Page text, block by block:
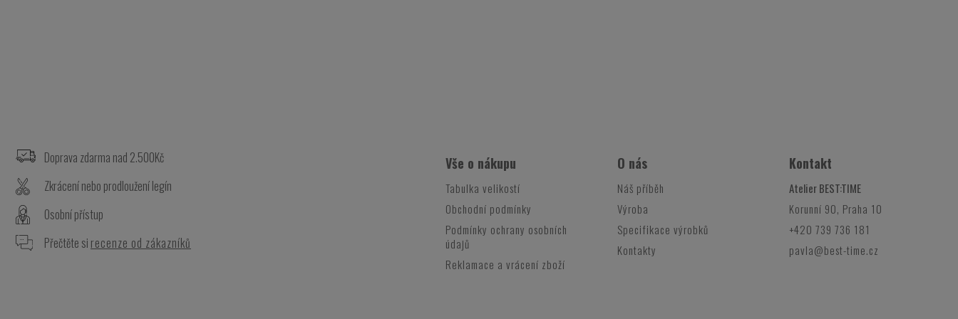
Doprava zdarma nad 2.500Kč
Zkrácení nebo prodloužení legín
Osobní přístup
Přečtěte si recenze od zákazníků
Vše o nákupu
Tabulka velikostí
Obchodní podmínky
Podmínky ochrany osobních
údajů
Reklamace a vrácení zboží
O nás
Náš příběh
Výroba
Specifikace výrobků
Kontakty
Kontakt
Atelier BEST:TIME
Korunní 90, Praha 10
+420 739 736 181
pavla@best-time.cz